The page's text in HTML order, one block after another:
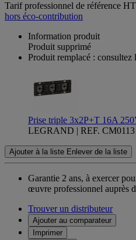
Tarif professionnel de référence HT
hors éco-contribution
Information produit
Produit supprimé
Produit remplacé : consultez
Prise triple 3x2P+T 16A
LEGRAND | REF. CM0113
Ajouter à la liste Enlever de la liste
Garantie 2 ans, à exercer
œuvre professionnel auprès
Trouver un distributeur
Ajouter au comparateur
Imprimer